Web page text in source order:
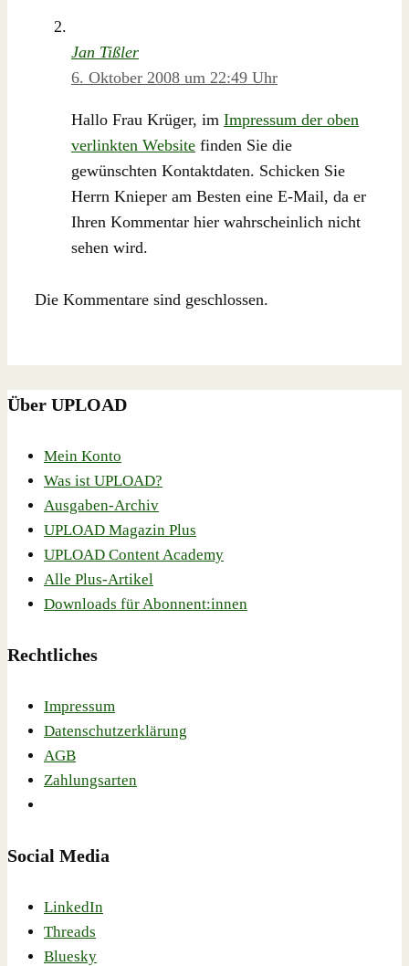
Jan Tißler
6. Oktober 2008 um 22:49 Uhr
Hallo Frau Krüger, im Impressum der oben
verlinkten Website finden Sie die
gewünschten Kontaktdaten. Schicken Sie
Herrn Knieper am Besten eine E-Mail, da er
Ihren Kommentar hier wahrscheinlich nicht
sehen wird.
Die Kommentare sind geschlossen.
Über UPLOAD
Mein Konto
Was ist UPLOAD?
Ausgaben-Archiv
UPLOAD Magazin Plus
UPLOAD Content Academy
Alle Plus-Artikel
Downloads für Abonnent:innen
Rechtliches
Impressum
Datenschutzerklärung
AGB
Zahlungsarten
Social Media
LinkedIn
Threads
Bluesky